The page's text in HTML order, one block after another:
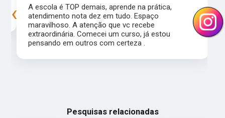
A escola é TOP demais, aprende na prática,
atendimento nota dez em tudo. Espaço
maravilhoso. A atenção que vc recebe
extraordinária. Comecei um curso, já estou
pensando em outros com certeza .
‹ ›
Pesquisas relacionadas